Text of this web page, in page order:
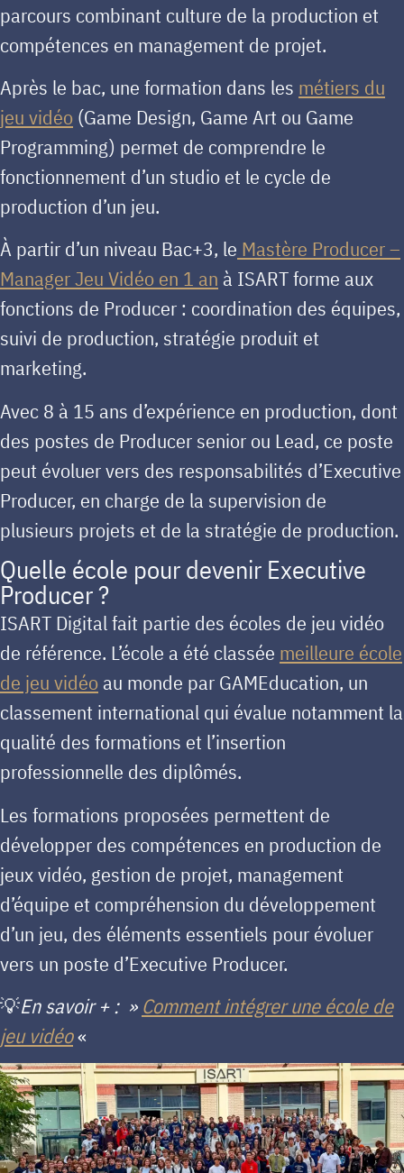
parcours combinant culture de la production et
compétences en management de projet.
Après le bac, une formation dans les métiers du
jeu vidéo (Game Design, Game Art ou Game
Programming) permet de comprendre le
fonctionnement d’un studio et le cycle de
production d’un jeu.
À partir d’un niveau Bac+3, le Mastère Producer –
Manager Jeu Vidéo en 1 an à ISART forme aux
fonctions de Producer : coordination des équipes,
suivi de production, stratégie produit et
marketing.
Avec 8 à 15 ans d’expérience en production, dont
des postes de Producer senior ou Lead, ce poste
peut évoluer vers des responsabilités d’Executive
Producer, en charge de la supervision de
plusieurs projets et de la stratégie de production.
Quelle école pour devenir Executive
Producer ?
ISART Digitalfait partie des écoles de jeu vidéo
de référence. L’école a été classée meilleure école
de jeu vidéo au monde par GAMEducation, un
classement international qui évalue notamment la
qualité des formations et l’insertion
professionnelle des diplômés.
Les formations proposées permettent de
développer des compétences en production de
jeux vidéo, gestion de projet, management
d’équipe et compréhension du développement
d’un jeu, des éléments essentiels pour évoluer
vers un poste d’Executive Producer.
💡En savoir + : » Comment intégrer une école de
jeu vidéo«